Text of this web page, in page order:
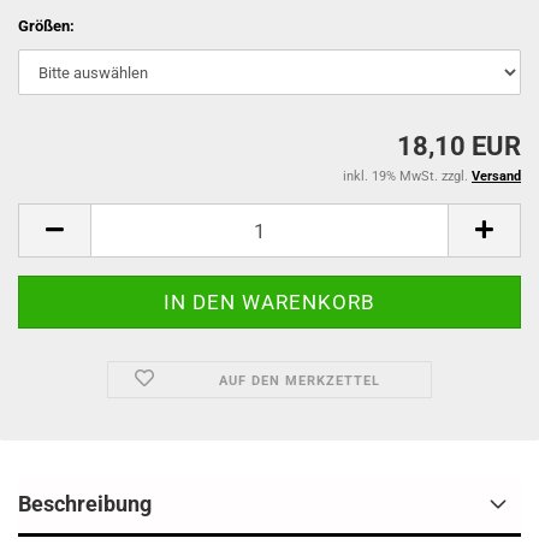
Größen:
18,10 EUR
inkl. 19% MwSt. zzgl. Versand
AUF DEN MERKZETTEL
Beschreibung